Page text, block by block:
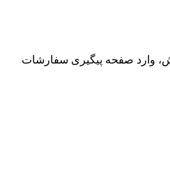
وارد صفحه پیگیری سفارشات